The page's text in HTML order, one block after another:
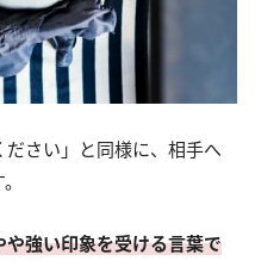
ださい」と同様に、相手へ
強い印象を受ける言葉で